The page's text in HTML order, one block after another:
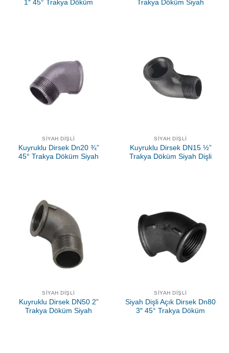
1″ 45° Trakya Döküm
Trakya Döküm Siyah
SIYAH DIŞLI
Kuyruklu Dirsek Dn20 ¾”
45° Trakya Döküm Siyah
SIYAH DIŞLI
Kuyruklu Dirsek DN15 ½”
Trakya Döküm Siyah Dişli
SIYAH DIŞLI
Kuyruklu Dirsek DN50 2”
Trakya Döküm Siyah
SIYAH DIŞLI
Siyah Dişli Açık Dirsek Dn80
3″ 45° Trakya Döküm